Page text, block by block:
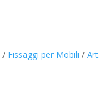
/ Fissaggi per Mobili / Art.